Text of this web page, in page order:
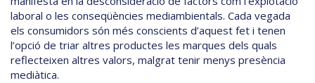
laboral o les conseqüències mediambientals. Cada vegada
els consumidors són més conscients d’aquest fet i tenen
l’opció de triar altres productes les marques dels quals
reflecteixen altres valors, malgrat tenir menys presència
mediàtica.